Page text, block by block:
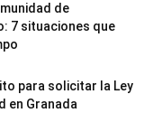
de
7 situaciones que
para solicitar la Ley
en Granada